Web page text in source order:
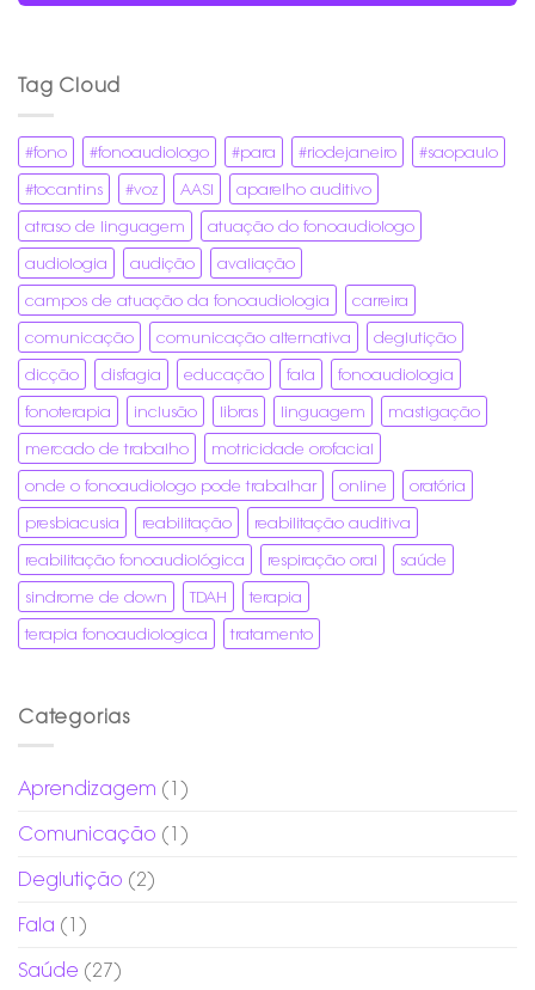
Tag Cloud
#fono #fonoaudiologo #para #riodejaneiro
#saopaulo
#tocantins
#voz AASI
aparelho auditivo
atraso de linguagem
atuação do fonoaudiologo
audiologia
audição
avaliação
campos de atuação da fonoaudiologia
carreira
comunicação
comunicação alternativa
deglutição
dicção
disfagia educação fala
fonoaudiologia
fonoterapia
inclusão libras linguagem
mastigação
mercado de trabalho
motricidade orofacial
onde o fonoaudiologo pode trabalhar
online
oratória
presbiacusia
reabilitação
reabilitação auditiva
reabilitação fonoaudiológica
respiração oral
saúde
sindrome de down
TDAH
terapia
terapia fonoaudiologica
tratamento
Categorias
Aprendizagem (1)
Comunicação (1)
Deglutição (2)
Fala (1)
Saúde (27)